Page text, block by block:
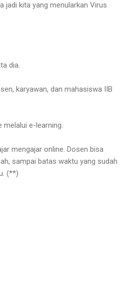
jadi kita yang menularkan Virus
dia.
karyawan, dan mahasiswa IIB
melalui e-learning.
mengajar online. Dosen bisa
sampai batas waktu yang sudah
(**)